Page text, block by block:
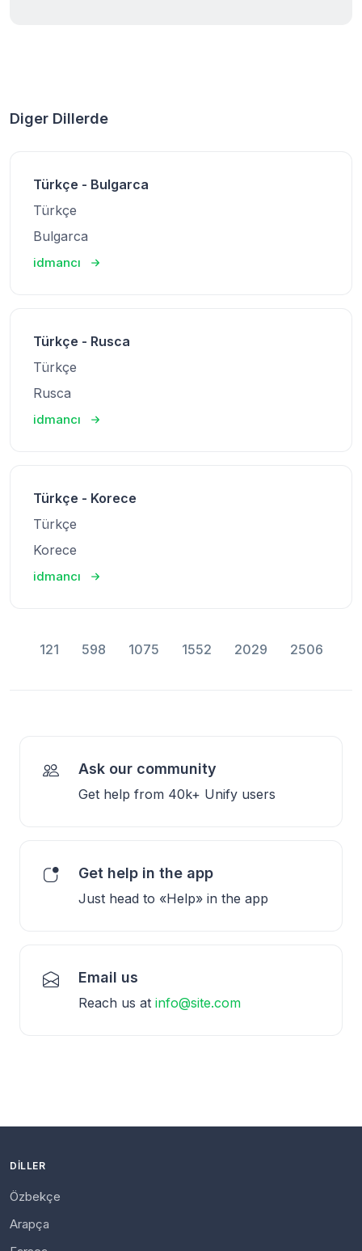
Diger Dillerde
Türkçe - Bulgarca
Türkçe
Bulgarca
idmancı
Türkçe - Rusca
Türkçe
Rusca
idmancı
Türkçe - Korece
Türkçe
Korece
idmancı
121 598 1075 1552 2029 2506
Ask our community
Get help from 40k+ Unify users
Get help in the app
Just head to «Help» in the app
Email us
Reach us at info@site.com
DILLER
Özbekçe
Arapça